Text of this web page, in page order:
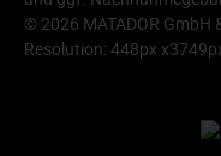
© 2026 MATADOR GmbH
Resolution: 448px